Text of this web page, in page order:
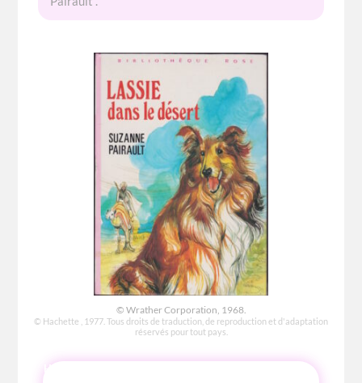
© Wrather Corporation, 1968.
© Hachette , 1977. Tous droits de traduction, de reproduction et d'adaptation
réservés pour tout pays.
HISTOIRE